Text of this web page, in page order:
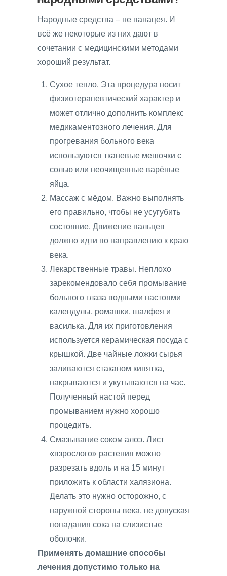
Народные средства – не панацея. И
всё же некоторые из них дают в
сочетании с медицинскими методами
хороший результат.
Сухое тепло. Эта процедура носит
физиотерапевтический характер и
может отлично дополнить комплекс
медикаментозного лечения. Для
прогревания больного века
используются тканевые мешочки с
солью или неочищенные варёные
яйца.
Массаж с мёдом. Важно выполнять
его правильно, чтобы не усугубить
состояние. Движение пальцев
должно идти по направлению к краю
века.
Лекарственные травы. Неплохо
зарекомендовало себя промывание
больного глаза водными настоями
календулы, ромашки, шалфея и
василька. Для их приготовления
используется керамическая посуда с
крышкой. Две чайные ложки сырья
заливаются стаканом кипятка,
накрываются и укутываются на час.
Полученный настой перед
промыванием нужно хорошо
процедить.
Смазывание соком алоэ. Лист
«взрослого» растения можно
разрезать вдоль и на 15 минут
приложить к области халязиона.
Делать это нужно осторожно, с
наружной стороны века, не допуская
попадания сока на слизистые
оболочки.
Применять домашние способы
лечения допустимо только на